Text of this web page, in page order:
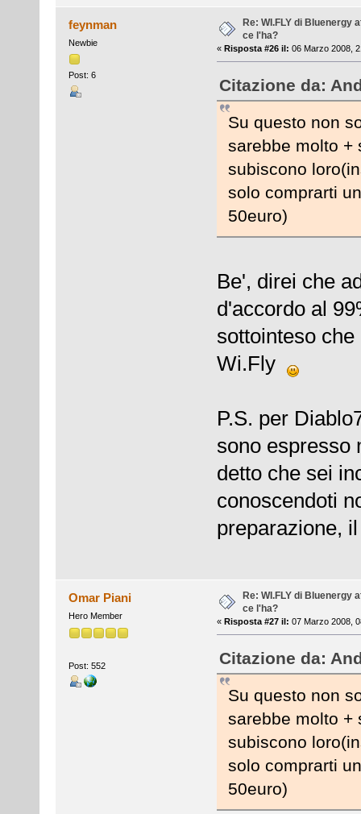
feynman
Newbie
Post: 6
Re: WI.FLY di Bluenergy
ce l'ha?
« Risposta #26 il: 06 Marzo 2008,
Citazione da:
Su questo non
sarebbe molto +
subiscono
solo comprarti
50euro)
Be', direi che
d'accordo al
sottointeso
Wi.Fly
P.S. per
sono espresso
detto che sei
conoscendoti
preparazione,
Omar Piani
Hero Member
Post: 552
Re: WI.FLY di Bluenergy
ce l'ha?
« Risposta #27 il: 07 Marzo 2008,
Citazione da:
Su questo non
sarebbe molto +
subiscono
solo comprarti
50euro)